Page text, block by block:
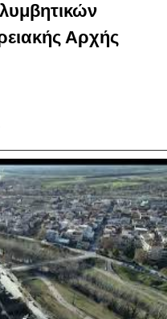
Αρχής